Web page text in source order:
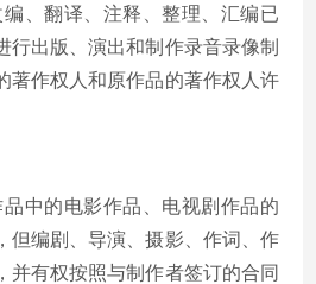
编、翻译、注释、整理、汇编已
行出版、演出和制作录音录像制
著作权人和原作品的著作权人许
品中的电影作品、电视剧作品的
但编剧、导演、摄影、作词、作
并有权按照与制作者签订的合同